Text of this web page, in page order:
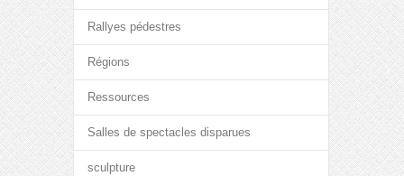
Rallyes pédestres
Régions
Ressources
Salles de spectacles disparues
sculpture